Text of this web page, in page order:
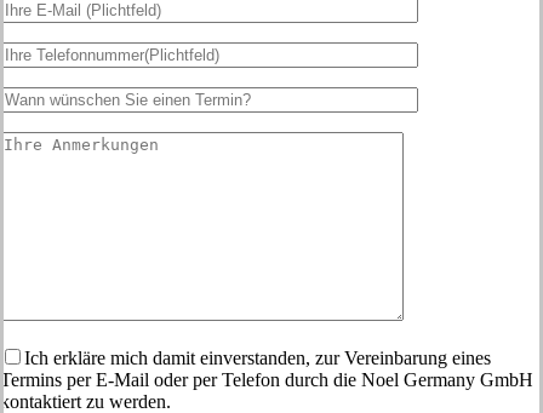
Ich erkläre mich damit einverstanden, zur Vereinbarung eines
Termins per E-Mail oder per Telefon durch die Noel Germany GmbH
kontaktiert zu werden.